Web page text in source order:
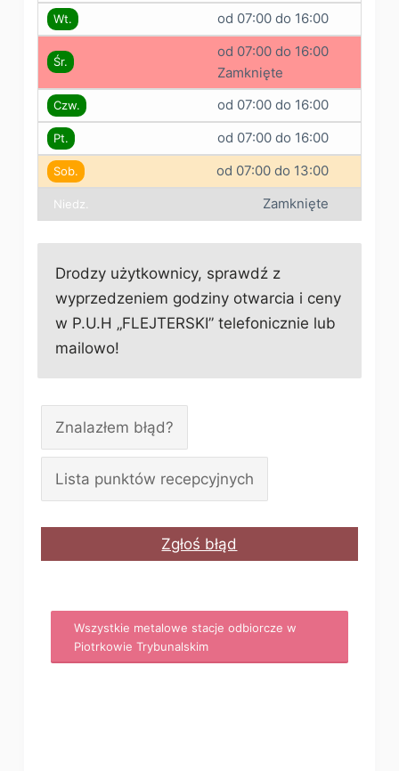
Wt. od 07:00 do 16:00
Śr.
od 07:00 do 16:00
Zamknięte
Czw. od 07:00 do 16:00
Pt. od 07:00 do 16:00
Sob. od 07:00 do 13:00
Niedz. Zamknięte
Drodzy użytkownicy, sprawdź z
wyprzedzeniem godziny otwarcia i ceny
w P.U.H „FLEJTERSKI” telefonicznie lub
mailowo!
Znalazłem błąd?
Lista punktów recepcyjnych
Zgłoś błąd
Wszystkie metalowe stacje odbiorcze w
Piotrkowie Trybunalskim